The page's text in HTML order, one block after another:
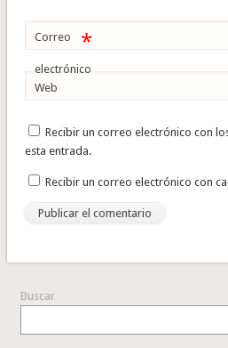
Correo
electrónico
*
Web
Recibir un correo electrónico con
esta entrada.
Recibir un correo electrónico con
Buscar